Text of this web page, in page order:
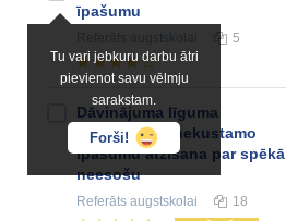
Tu vari jebkuru darbu ātri
pievienot savu vēlmju
sarakstam.
Forši!
īpašumu
5
Dāvinājuma līguma
darījumos ar nekustamo
īpašumu atzīšana par spēkā
neesošu
Referāts augstskolai 18